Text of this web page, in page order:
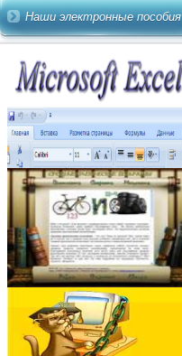
Наши электронные пособия